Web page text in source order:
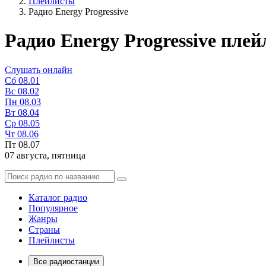
Радио Energy Progressive
Радио Energy Progressive
Слушать онлайн
Сб 08.01
Вс 08.02
Пн 08.03
Вт 08.04
Ср 08.05
Чт 08.06
Пт 08.07
07 августа, пятница
Каталог радио
Популярное
Жанры
Страны
Плейлисты
Все радиостанции